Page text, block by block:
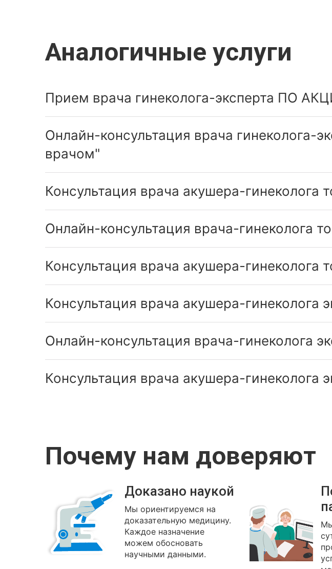
Аналогичные услуги
Прием врача гинеколога-эксперта ПО
Онлайн-консультация врача
врачом"
Консультация врача акушера-гинеколога
Онлайн-консультация врача-гинеколога
Консультация врача акушера-гинеколога
Консультация врача акушера-гинеколога
Онлайн-консультация врача-гинеколога
Консультация врача акушера-гинеколога
Почему нам доверяют
Доказано наукой
Мы ориентируемся на
доказательную медицину.
Каждое назначение
можем обосновать
научными данными.